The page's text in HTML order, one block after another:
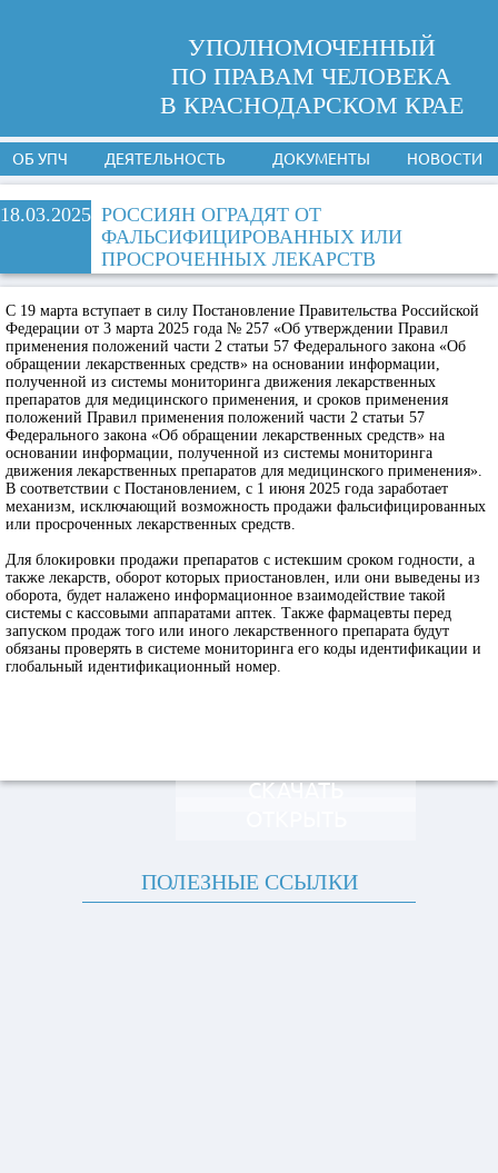
УПОЛНОМОЧЕННЫЙ
ПО ПРАВАМ ЧЕЛОВЕКА
В КРАСНОДАРСКОМ КРАЕ
ОБ УПЧ ДЕЯТЕЛЬНОСТЬ ДОКУМЕНТЫ НОВОСТИ
18.03.2025 РОССИЯН ОГРАДЯТ ОТ
ФАЛЬСИФИЦИРОВАННЫХ ИЛИ
ПРОСРОЧЕННЫХ ЛЕКАРСТВ
С 19 марта вступает в силу Постановление Правительства Российской
Федерации от 3 марта 2025 года № 257 «Об утверждении Правил
применения положений части 2 статьи 57 Федерального закона «Об
обращении лекарственных средств» на основании информации,
полученной из системы мониторинга движения лекарственных
препаратов для медицинского применения, и сроков применения
положений Правил применения положений части 2 статьи 57
Федерального закона «Об обращении лекарственных средств» на
основании информации, полученной из системы мониторинга
движения лекарственных препаратов для медицинского применения».
В соответствии с Постановлением, с 1 июня 2025 года заработает
механизм, исключающий возможность продажи фальсифицированных
или просроченных лекарственных средств.
Для блокировки продажи препаратов с истекшим сроком годности, а
также лекарств, оборот которых приостановлен, или они выведены из
оборота, будет налажено информационное взаимодействие такой
системы с кассовыми аппаратами аптек. Также фармацевты перед
запуском продаж того или иного лекарственного препарата будут
обязаны проверять в системе мониторинга его коды идентификации и
глобальный идентификационный номер.
СКАЧАТЬ
ПОЛЕЗНЫЕ ССЫЛКИ